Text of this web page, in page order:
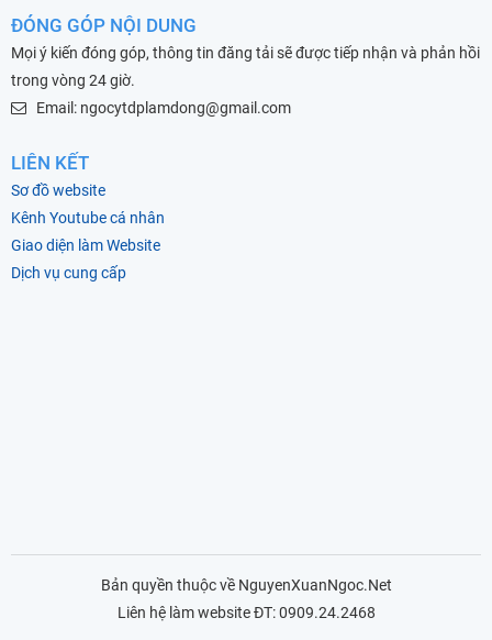
ĐÓNG GÓP NỘI DUNG
Mọi ý kiến đóng góp, thông tin đăng tải sẽ được tiếp nhận và phản hồi
trong vòng 24 giờ.
Email: ngocytdplamdong@gmail.com
LIÊN KẾT
Sơ đồ website
Kênh Youtube cá nhân
Giao diện làm Website
Dịch vụ cung cấp
Bản quyền thuộc về NguyenXuanNgoc.Net
Liên hệ làm website ĐT: 0909.24.2468